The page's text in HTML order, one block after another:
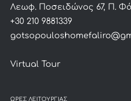
Λεωφ. Ποσειδώνος 67, Π.
+30 210 9881339
Virtual Tour
ΩΡΕΣ ΛΕΙΤΟΥΡΓΙΑΣ